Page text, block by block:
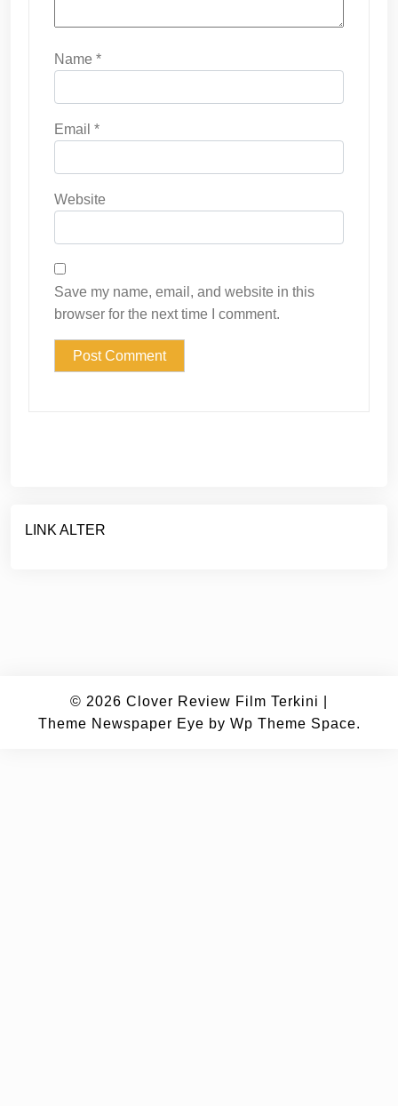
Name *
Email *
Website
Save my name, email, and website in this
browser for the next time I comment.
LINK ALTER
© 2026 Clover Review Film Terkini
Theme Newspaper Eye by Wp Theme Space.